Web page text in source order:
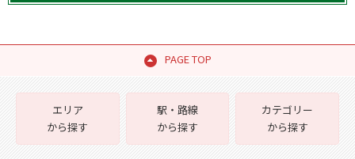
PAGE TOP
エリア
から探す
駅・路線
から探す
カテゴリー
から探す